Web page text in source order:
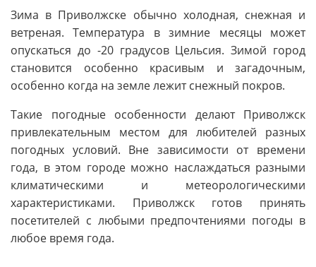
Зима в Приволжске обычно холодная, снежная и
ветреная. Температура в зимние месяцы может
опускаться до -20 градусов Цельсия. Зимой город
становится особенно красивым и загадочным,
особенно когда на земле лежит снежный покров.
Такие погодные особенности делают Приволжск
привлекательным местом для любителей разных
погодных условий. Вне зависимости от времени
года, в этом городе можно наслаждаться разными
климатическими и метеорологическими
характеристиками. Приволжск готов принять
посетителей с любыми предпочтениями погоды в
любое время года.